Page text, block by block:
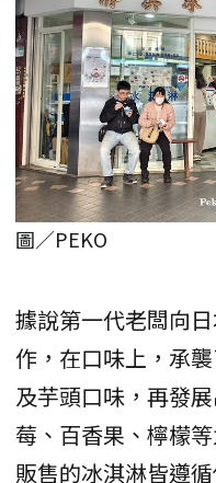
圖／PEKO
據說第一代老闆向
作，在口味上，承
及芋頭口味，再發
莓、百香果、檸檬
販售的冰淇淋皆遵